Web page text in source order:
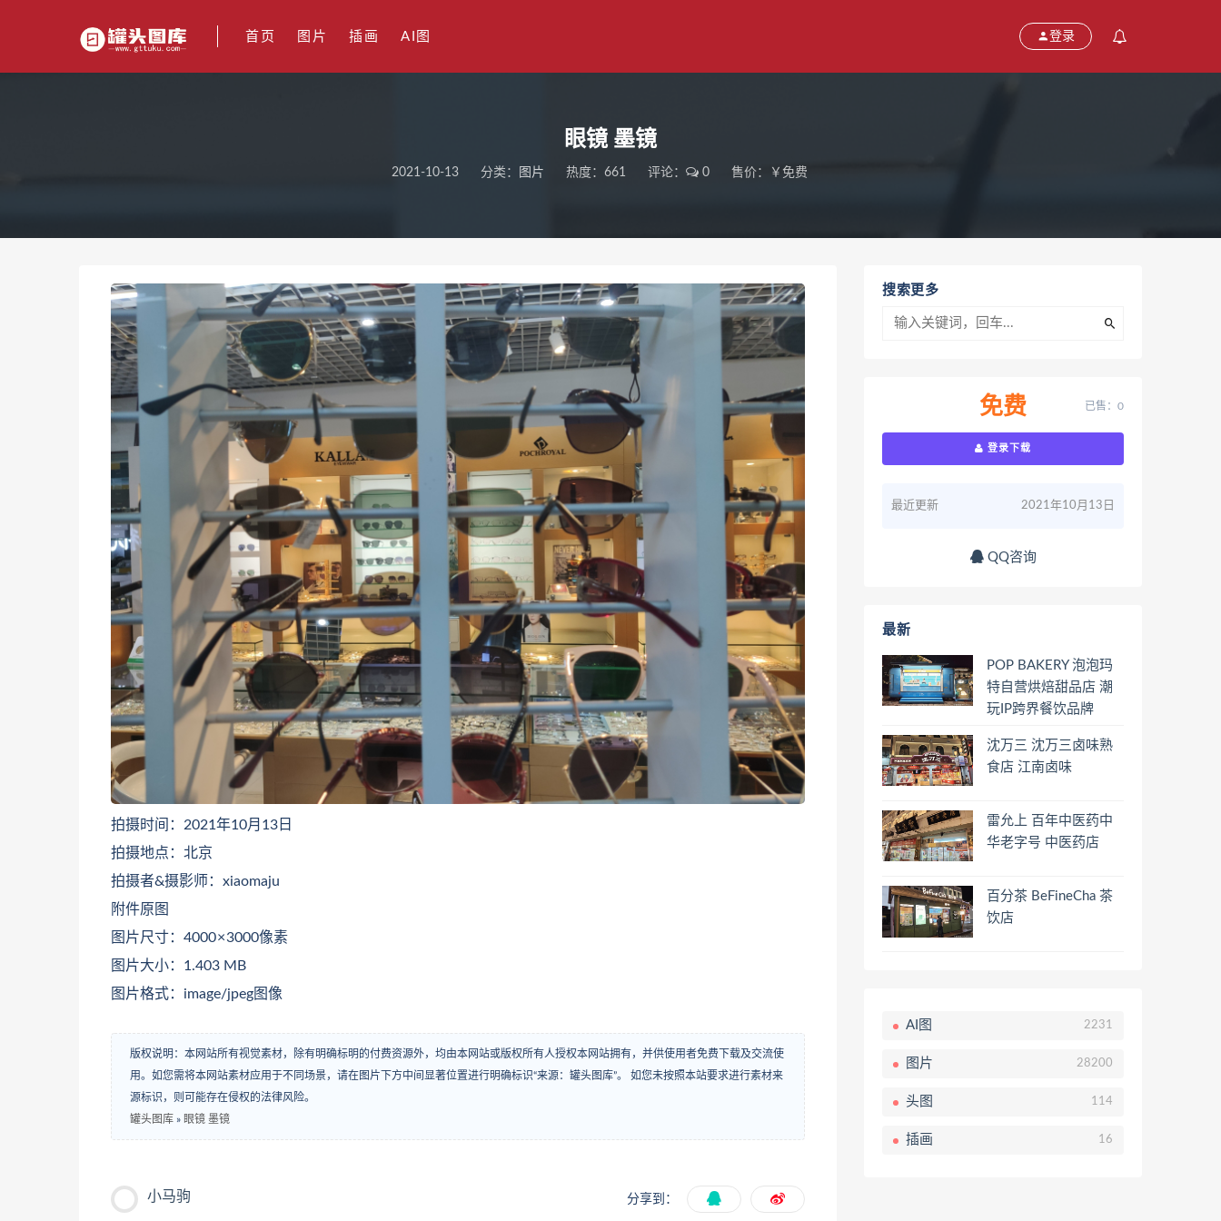
首页 图片 插画 AI图 登录
眼镜 墨镜
2021-10-13 分类： 图片 热度：661 评论： 0 售价：￥免费
拍摄时间：2021年10月13日
拍摄地点：北京
拍摄者&摄影师：xiaomaju
附件原图
图片尺寸：4000 × 3000像素
图片大小：1.403 MB
图片格式：image/jpeg图像
版权说明：本网站所有视觉素材，除有明确标明的付费资源外，均由本网站或版权所有人授权本网站拥有，并供使用者免费下载及交流使
用。如您需将本网站素材应用于不同场景，请在图片下方中间显著位置进行明确标识“来源：罐头图库”。 如您未按照本站要求进行素材来
源标识，则可能存在侵权的法律风险。
罐头图库 » 眼镜 墨镜
小马驹 分享到：
搜索更多
免费 已售：0
登录下载
最近更新 2021年10月13日
QQ咨询
最新
POP BAKERY 泡泡玛
特自营烘焙甜品店 潮
玩IP跨界餐饮品牌
沈万三 沈万三卤味熟
食店 江南卤味
雷允上 百年中医药中
华老字号 中医药店
百分茶 BeFineCha 茶
饮店
AI图 2231
图片 28200
头图 114
插画 16